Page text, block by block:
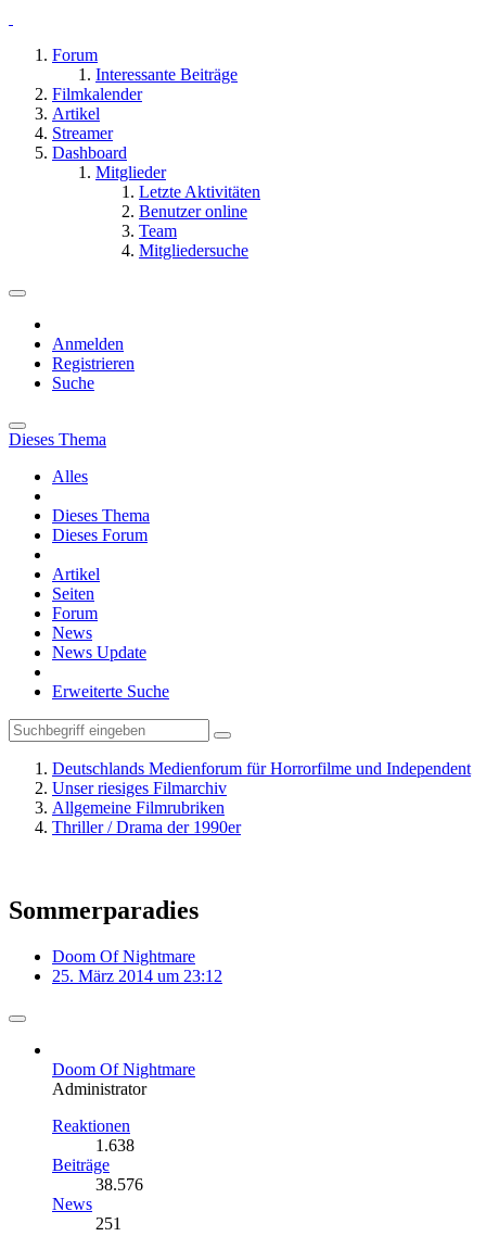
Forum
Interessante Beiträge
Filmkalender
Artikel
Streamer
Dashboard
Mitglieder
Letzte Aktivitäten
Benutzer online
Team
Mitgliedersuche
Anmelden
Registrieren
Suche
Dieses Thema
Alles
Dieses Thema
Dieses Forum
Artikel
Seiten
Forum
News
News Update
Erweiterte Suche
Deutschlands Medienforum für Horrorfilme und Independent
Unser riesiges Filmarchiv
Allgemeine Filmrubriken
Thriller / Drama der 1990er
Sommerparadies
Doom Of Nightmare
25. März 2014 um 23:12
Doom Of Nightmare
Administrator
Reaktionen
1.638
Beiträge
38.576
News
251